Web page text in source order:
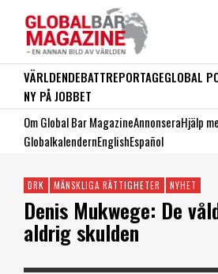
VÄRLDENDEBATTREPORTAGEGLOBAL
NY PÅ JOBBET
Om Global Bar MagazineAnnonseraHjälp
GlobalkalendernEnglishEspañol
DRK MÄNSKLIGA RÄTTIGHETER NYHET
Denis Mukwege: De
aldrig skulden